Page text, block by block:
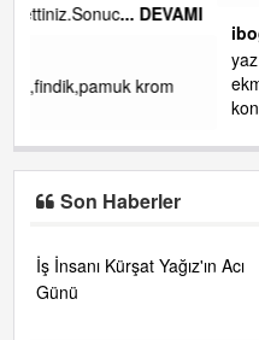
yaz geldi layyy layyy layy
ekmek fabrikası kent
Son Haberler
İş İnsanı Kürşat Yağız'ın Acı
Günü